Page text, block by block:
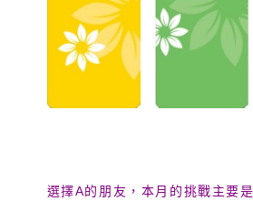
選擇A的朋友，本月的挑戰主要